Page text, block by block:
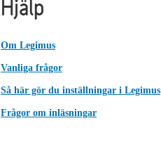
Hjälp
Om Legimus
Vanliga frågor
Så här gör du inställningar i Legimus
Frågor om inläsningar